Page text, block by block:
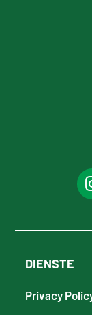
DIENSTE
Privacy